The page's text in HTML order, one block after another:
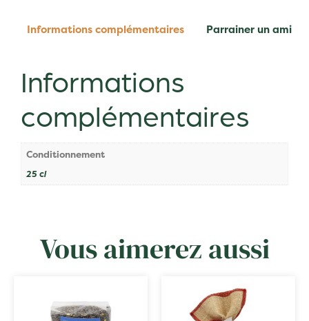
Informations complémentaires Parrainer un ami
Informations
complémentaires
Conditionnement
25 cl
Vous aimerez aussi